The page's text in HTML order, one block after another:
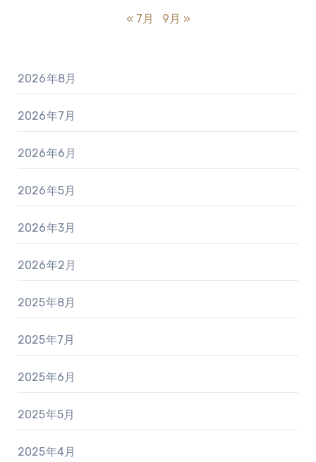
« 7月 9月 »
2026年8月
2026年7月
2026年6月
2026年5月
2026年3月
2026年2月
2025年8月
2025年7月
2025年6月
2025年5月
2025年4月